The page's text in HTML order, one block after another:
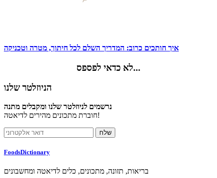
איך חותכים כרוב: המדריך השלם לכל חיתוך, מטרה וטכניקה
לא כדאי לפספס...
הניוזלטר שלנו
נרשמים לניוזלטר שלנו ומקבלים מתנה
חוברת מתכונים מהירים לדיאטה!
FoodsDictionary
בריאות, תזונה, מתכונים, כלים לדיאטה ומחשבונים